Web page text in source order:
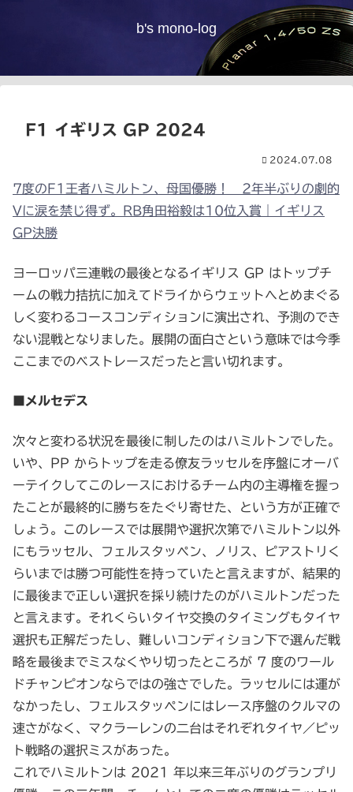
b's mono-log
F1 イギリス GP 2024
2024.07.08
7度のF1王者ハミルトン、母国優勝！ 2年半ぶりの劇的
Vに涙を禁じ得ず。RB角田裕毅は10位入賞｜イギリス
GP決勝
ヨーロッパ三連戦の最後となるイギリス GP はトップチ
ームの戦力拮抗に加えてドライからウェットへとめまぐる
しく変わるコースコンディションに演出され、予測のでき
ない混戦となりました。展開の面白さという意味では今季
ここまでのベストレースだったと言い切れます。
■メルセデス
次々と変わる状況を最後に制したのはハミルトンでした。
いや、PP からトップを走る僚友ラッセルを序盤にオーバ
ーテイクしてこのレースにおけるチーム内の主導権を握っ
たことが最終的に勝ちをたぐり寄せた、という方が正確で
しょう。このレースでは展開や選択次第でハミルトン以外
にもラッセル、フェルスタッペン、ノリス、ピアストリく
らいまでは勝つ可能性を持っていたと言えますが、結果的
に最後まで正しい選択を採り続けたのがハミルトンだった
と言えます。それくらいタイヤ交換のタイミングもタイヤ
選択も正解だったし、難しいコンディション下で選んだ戦
略を最後までミスなくやり切ったところが 7 度のワール
ドチャンピオンならではの強さでした。ラッセルには運が
なかったし、フェルスタッペンにはレース序盤のクルマの
速さがなく、マクラーレンの二台はそれぞれタイヤ／ピッ
ト戦略の選択ミスがあった。
これでハミルトンは 2021 年以来三年ぶりのグランプリ